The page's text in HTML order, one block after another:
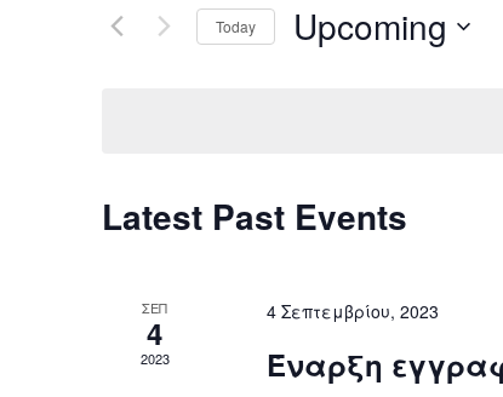
Views
Keyword.
Today Upcoming
Latest Past Events
ΣΕΠ
4
2023
4 Σεπτεμβρίου, 2023
Έναρξη